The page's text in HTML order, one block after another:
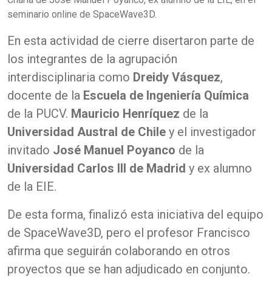
seminario online de SpaceWave3D.
En esta actividad de cierre disertaron parte de
los integrantes de la agrupación
interdisciplinaria como Dreidy Vásquez,
docente de la Escuela de Ingeniería Química
de la PUCV. Mauricio Henríquez de la
Universidad Austral de Chile y el investigador
invitado José Manuel Poyanco de la
Universidad Carlos III de Madrid y ex alumno
de la EIE.
De esta forma, finalizó esta iniciativa del equipo
de SpaceWave3D, pero el profesor Francisco
afirma que seguirán colaborando en otros
proyectos que se han adjudicado en conjunto.